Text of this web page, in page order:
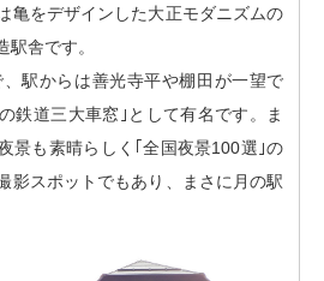
亀をデザインした大正モダニズムの
舎です。
駅からは善光寺平や棚田が一望で
鉄道三大車窓｣として有名です。ま
景も素晴らしく｢全国夜景100選｣の
影スポットでもあり、まさに月の駅